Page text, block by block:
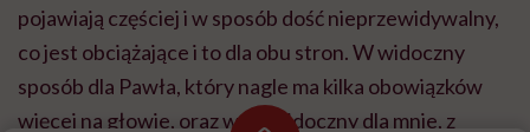
pojawiają częściej i w sposób dość nieprzewidywalny,
co jest obciążające i to dla obu stron. W widoczny
sposób dla Pawła, który nagle ma kilka obowiązków
więcej na głowie, oraz w niewidoczny dla mnie, z